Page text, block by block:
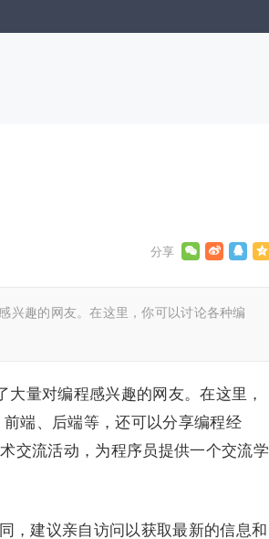
兴趣的网友。在这里，你可以讨论各种编
量对编程感兴趣的网友。在这里，
端、后端等，还可以分享编程经
交流活动，为程序员提供一个交流学
，建议亲自访问以获取最新的信息和